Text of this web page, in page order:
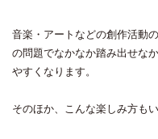
音楽・アートなどの創作活動
の問題でなかなか踏み出せな
やすくなります。
そのほか、こんな楽しみ方も